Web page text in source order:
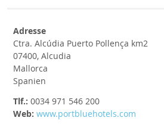
Adresse
Ctra. Alcúdia Puerto Pollença km2
07400, Alcudia
Mallorca
Spanien
Tlf.: 0034 971 546 200
Web: www.portbluehotels.com